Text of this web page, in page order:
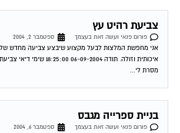
צביעת רהיט עץ
פורום פנאי ועשה זאת בעצמך
ספטמבר 2, 2004
אני מחפשת המלצות לבעל מקצוע שיבצע צביעה מחדש
איכותית וזולה. תודה 06-09-2004
מסרת לי...
בניית ספרייה מגבס
פורום פנאי ועשה זאת בעצמך
ספטמבר 6, 2004